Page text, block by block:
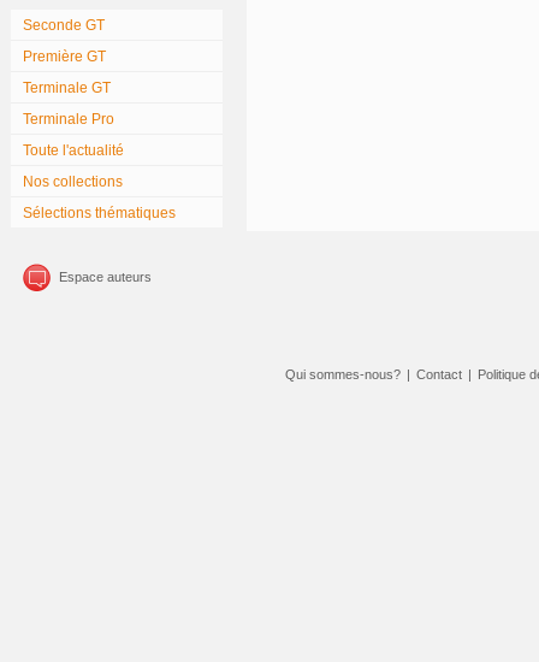
Seconde GT
Première GT
Terminale GT
Terminale Pro
Toute l'actualité
Nos collections
Sélections thématiques
Espace auteurs
Qui sommes-nous? | Contact | Politique